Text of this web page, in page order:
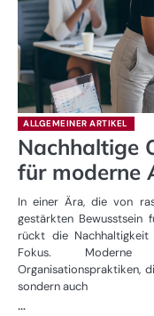
ALLGEMEINER ARTIKEL
Nachhaltige
für moderne
In einer Ära, die von
gestärkten Bewusstsein
rückt die
Fokus. Moderne
Organisationspraktiken,
sondern auch
…